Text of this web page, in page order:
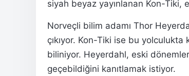
siyah beyaz yayınlanan Kon-Tiki,
Norveçli bilim adamı Thor
çıkıyor. Kon-Tiki ise bu
biliniyor. Heyerdahl, eski
geçebildiğini kanıtlamak istiyor.